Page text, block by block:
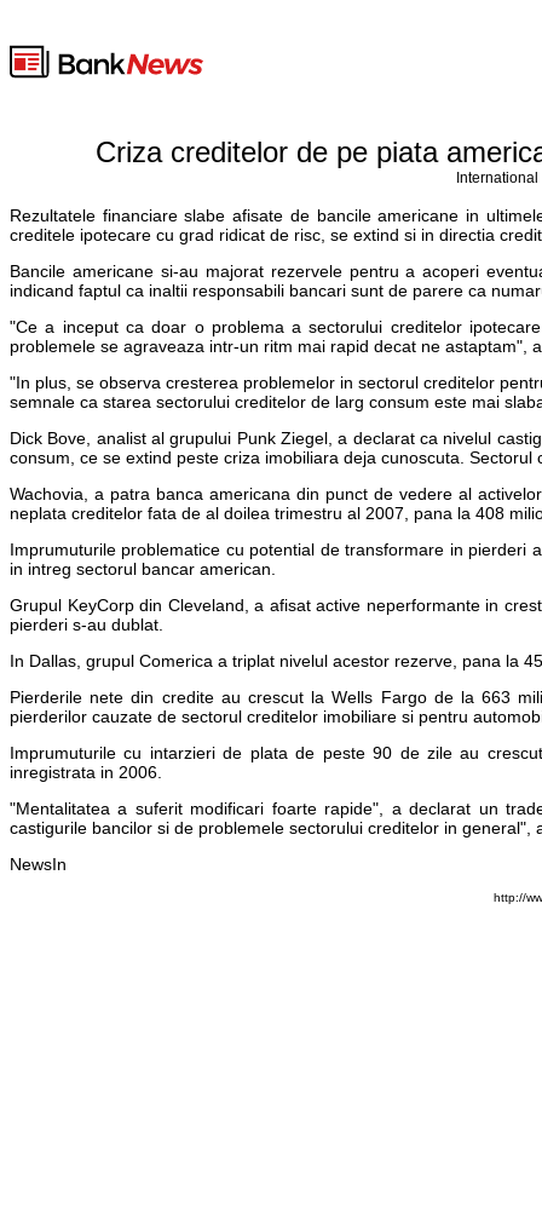
Criza creditelor de pe piata
Rezultatele financiare slabe afisate de bancile americane in
creditele ipotecare cu grad ridicat de risc, se extind si in directia
Bancile americane si-au majorat rezervele pentru a acoperi
indicand faptul ca inaltii responsabili bancari sunt de parere ca
"Ce a inceput ca doar o problema a sectorului creditelor
problemele se agraveaza intr-un ritm mai rapid decat ne astaptam",
"In plus, se observa cresterea problemelor in sectorul creditelor
semnale ca starea sectorului creditelor de larg consum este mai
Dick Bove, analist al grupului Punk Ziegel, a declarat ca nivelul
consum, ce se extind peste criza imobiliara deja cunoscuta.
Wachovia, a patra banca americana din punct de vedere al
neplata creditelor fata de al doilea trimestru al 2007, pana la 408
Imprumuturile problematice cu potential de transformare in
in intreg sectorul bancar american.
Grupul KeyCorp din Cleveland, a afisat active neperformante in
pierderi s-au dublat.
In Dallas, grupul Comerica a triplat nivelul acestor rezerve, pana la
Pierderile nete din credite au crescut la Wells Fargo de la 663
pierderilor cauzate de sectorul creditelor imobiliare si pentru
Imprumuturile cu intarzieri de plata de peste 90 de zile au
inregistrata in 2006.
"Mentalitatea a suferit modificari foarte rapide", a declarat un
castigurile bancilor si de problemele sectorului creditelor in general",
NewsIn
http://